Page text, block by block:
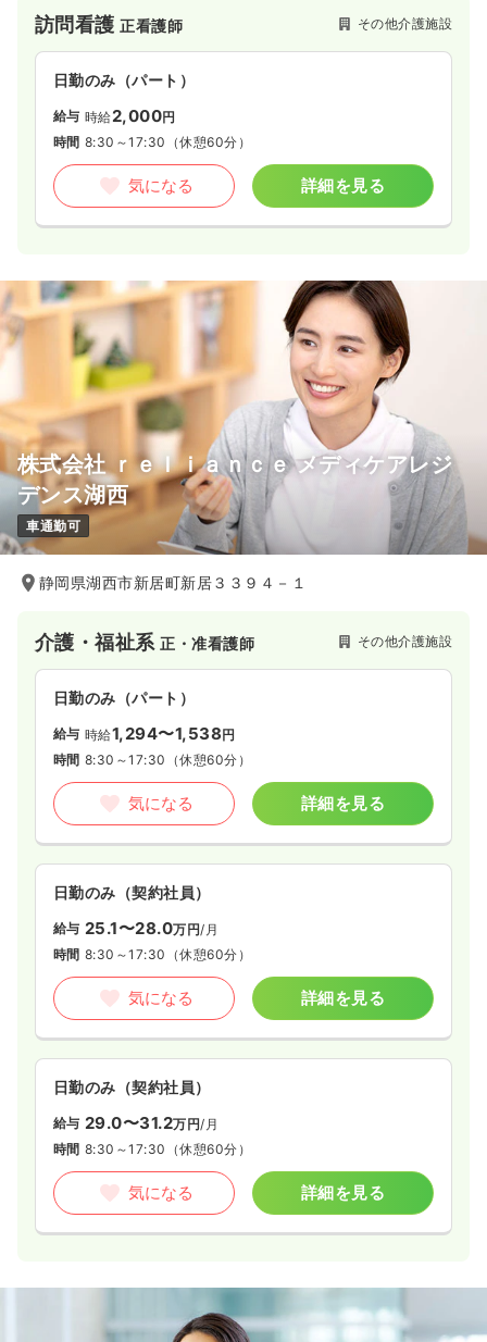
訪問看護正看護師 その他介護施設
日勤のみ（パート）
給与 時給2,000円
時間 8:30～17:30 （休憩60分）
気になる 詳細を見る
株式会社 ｒｅｌｉａｎｃｅ メディケアレジ
デンス湖西
車通勤可
静岡県湖西市新居町新居３３９４－１
介護・福祉系正・准看護師 その他介護施設
日勤のみ（パート）
給与 時給1,294〜1,538円
時間 8:30～17:30 （休憩60分）
気になる 詳細を見る
日勤のみ（契約社員）
給与 25.1〜28.0万円/月
時間 8:30～17:30 （休憩60分）
気になる 詳細を見る
日勤のみ（契約社員）
給与 29.0〜31.2万円/月
時間 8:30～17:30 （休憩60分）
気になる 詳細を見る